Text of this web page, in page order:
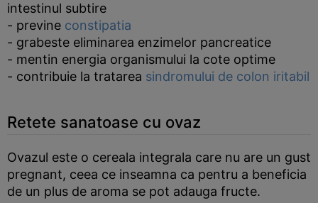
intestinul subtire
- previne constipatia
- grabeste eliminarea enzimelor pancreatice
- mentin energia organismului la cote optime
- contribuie la tratarea sindromului de colon iritabil
Retete sanatoase cu ovaz
Ovazul este o cereala integrala care nu are un gust
pregnant, ceea ce inseamna ca pentru a beneficia
de un plus de aroma se pot adauga fructe.